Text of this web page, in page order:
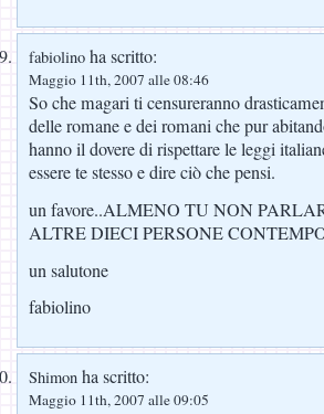
fabiolino ha scritto:
Maggio 11th, 2007 alle 08:46
So che magari ti censureranno
delle romane e dei romani che pur
hanno il dovere di rispettare le leggi
essere te stesso e dire ciò che pensi.
un favore..ALMENO TU NON
ALTRE DIECI PERSONE
un salutone
fabiolino
Shimon ha scritto:
Maggio 11th, 2007 alle 09:05